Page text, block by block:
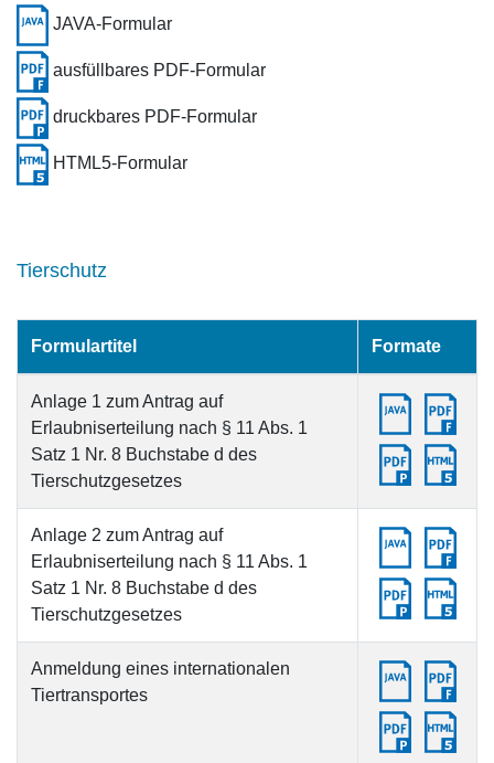
JAVA-Formular
ausfüllbares PDF-Formular
druckbares PDF-Formular
HTML5-Formular
Tierschutz
Formulartitel Formate
Anlage 1 zum Antrag auf
Erlaubniserteilung nach § 11 Abs. 1
Satz 1 Nr. 8 Buchstabe d des
Tierschutzgesetzes
Anlage 2 zum Antrag auf
Erlaubniserteilung nach § 11 Abs. 1
Satz 1 Nr. 8 Buchstabe d des
Tierschutzgesetzes
Anmeldung eines internationalen
Tiertransportes